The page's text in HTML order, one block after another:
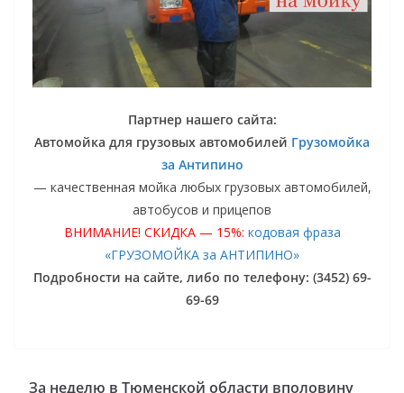
Партнер нашего сайта:
Автомойка для грузовых автомобилей Грузомойка
за Антипино
— качественная мойка любых грузовых автомобилей,
автобусов и прицепов
ВНИМАНИЕ! СКИДКА — 15%: кодовая фраза
«ГРУЗОМОЙКА за АНТИПИНО»
Подробности на сайте, либо по телефону: (3452) 69-
69-69
За неделю в Тюменской области вполовину